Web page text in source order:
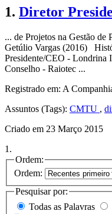
1. Diretor
... de Projetos na Gestão
Getúlio Vargas (2016)
Presidente/CEO - Londrina
Conselho - Raiotec ...
Registrado em: A
Assuntos (Tags): CMTU ,
Criado em 23 Março 2015
1.
Ordem:
Ordem:
Pesquisar por:
Todas as Palavras